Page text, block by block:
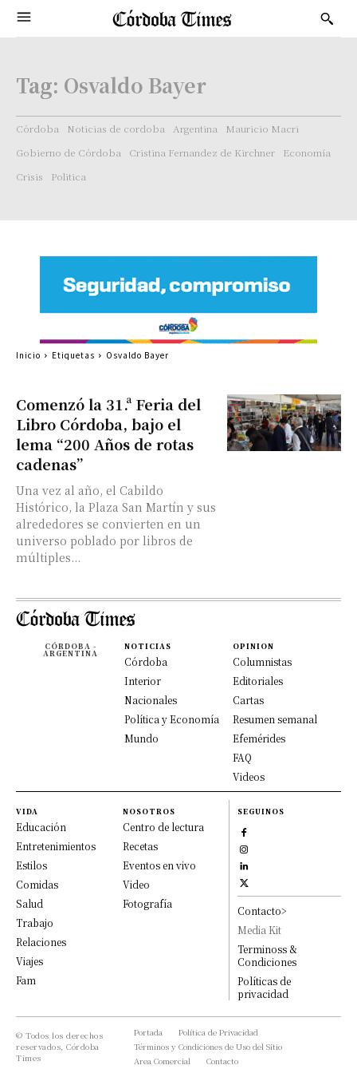
Tag: Osvaldo Bayer
Córdoba Noticias de cordoba Argentina
Mauricio Macri
Gobierno de Córdoba
Cristina Fernandez de Kirchner
Economía
Crisis
Politica
Comenzó la 31.ª Feria del
Libro Córdoba, bajo el
lema “200 Años de rotas
cadenas”
Una vez al año, el Cabildo
Histórico, la Plaza San Martín y sus
alrededores se convierten en un
universo poblado por libros de
múltiples...
Inicio Etiquetas Osvaldo Bayer
CÓRDOBA -
ARGENTINA
NOTICIAS
Córdoba
Interior
Nacionales
Política y Economía
Mundo
OPINION
Columnistas
Editoriales
Cartas
Resumen semanal
Efemérides
FAQ
Videos
VIDA
Educación
Entretenimientos
Estilos
Comidas
Salud
Trabajo
Relaciones
Viajes
Fam
NOSOTROS
Centro de lectura
Recetas
Eventos en vivo
Video
Fotografía
SEGUINOS
Contacto>
Media Kit
Terminoss &
Condiciones
Políticas de
privacidad
© Todos los derechos
reservados, Córdoba
Times
Portada
Política de Privacidad
Términos y Condiciones de Uso del Sitio
Area Comercial
Contacto